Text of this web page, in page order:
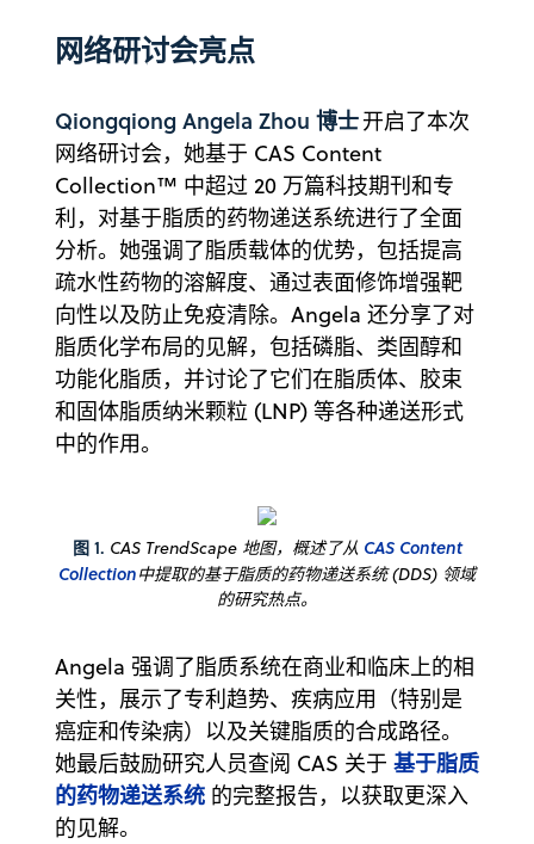
网络研讨会亮点
Qiongqiong Angela Zhou 博士开启了本次
网络研讨会，她基于 CAS Content
Collection™ 中超过 20 万篇科技期刊和专
利，对基于脂质的药物递送系统进行了全面
分析。她强调了脂质载体的优势，包括提高
疏水性药物的溶解度、通过表面修饰增强靶
向性以及防止免疫清除。Angela 还分享了对
脂质化学布局的见解，包括磷脂、类固醇和
功能化脂质，并讨论了它们在脂质体、胶束
和固体脂质纳米颗粒 (LNP) 等各种递送形式
中的作用。
图 1. CAS TrendScape 地图，概述了从 CAS Content
Collection中提取的基于脂质的药物递送系统 (DDS) 领域
的研究热点。
Angela 强调了脂质系统在商业和临床上的相
关性，展示了专利趋势、疾病应用（特别是
癌症和传染病）以及关键脂质的合成路径。
她最后鼓励研究人员查阅 CAS 关于 基于脂质
的药物递送系统 的完整报告，以获取更深入
的见解。